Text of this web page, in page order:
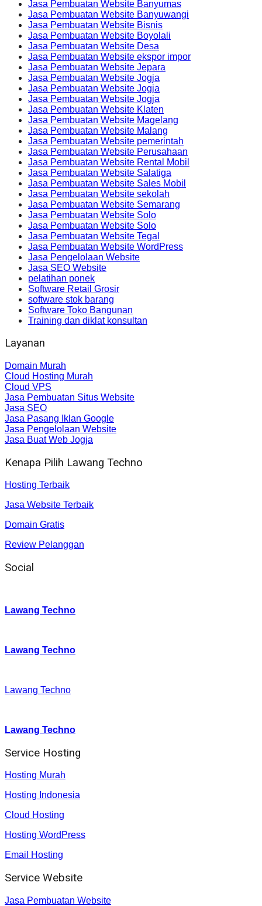
Jasa Pembuatan Website Banyumas
Jasa Pembuatan Website Banyuwangi
Jasa Pembuatan Website Bisnis
Jasa Pembuatan Website Boyolali
Jasa Pembuatan Website Desa
Jasa Pembuatan Website ekspor impor
Jasa Pembuatan Website Jepara
Jasa Pembuatan Website Jogja
Jasa Pembuatan Website Jogja
Jasa Pembuatan Website Jogja
Jasa Pembuatan Website Klaten
Jasa Pembuatan Website Magelang
Jasa Pembuatan Website Malang
Jasa Pembuatan Website pemerintah
Jasa Pembuatan Website Perusahaan
Jasa Pembuatan Website Rental Mobil
Jasa Pembuatan Website Salatiga
Jasa Pembuatan Website Sales Mobil
Jasa Pembuatan Website sekolah
Jasa Pembuatan Website Semarang
Jasa Pembuatan Website Solo
Jasa Pembuatan Website Solo
Jasa Pembuatan Website Tegal
Jasa Pembuatan Website WordPress
Jasa Pengelolaan Website
Jasa SEO Website
pelatihan ponek
Software Retail Grosir
software stok barang
Software Toko Bangunan
Training dan diklat konsultan
Layanan
Domain Murah
Cloud Hosting Murah
Cloud VPS
Jasa Pembuatan Situs Website
Jasa SEO
Jasa Pasang Iklan Google
Jasa Pengelolaan Website
Jasa Buat Web Jogja
Kenapa Pilih Lawang Techno
Hosting Terbaik
Jasa Website Terbaik
Domain Gratis
Review Pelanggan
Social
Lawang Techno
Lawang Techno
Lawang Techno
Lawang Techno
Service Hosting
Hosting Murah
Hosting Indonesia
Cloud Hosting
Hosting WordPress
Email Hosting
Service Website
Jasa Pembuatan Website